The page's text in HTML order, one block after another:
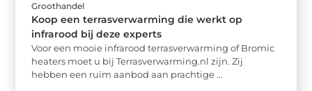
Groothandel
Koop een terrasverwarming die werkt op
infrarood bij deze experts
Voor een mooie infrarood terrasverwarming of Bromic
heaters moet u bij Terrasverwarming.nl zijn. Zij
hebben een ruim aanbod aan prachtige ...